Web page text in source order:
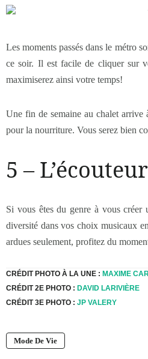
Les moments passés dans le métro
ce soir. Il est facile de cliquer sur
maximiserez ainsi votre temps!
Une fin de semaine au chalet arrive
pour la nourriture. Vous serez bien
5 –
Si vous êtes du genre à vous créer
diversité dans vos choix musicaux
ardues seulement, profitez du
CRÉDIT PHOTO À LA UNE : MAXIME
CRÉDIT 2E PHOTO : DAVID LARIVIÈRE
CRÉDIT 3E PHOTO : JP VALERY
Mode De Vie